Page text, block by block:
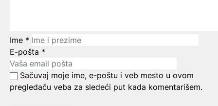
Ime *
E-pošta *
Sačuvaj moje ime, e-poštu i veb mesto u ovom
pregledaču veba za sledeći put kada komentarišem.